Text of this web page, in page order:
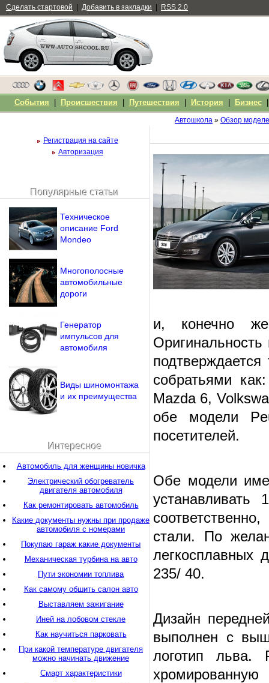
Автошкола » Обзор
и, конечно
собратьями
Mazda 6,
обе модели
посетителей.
Обе модели
стали. По
235/ 40.
Дизайн
выполнен с
логотип льва.
Регистрация на сайте
Авторизация
Напомнить пароль?
Популярные статьи
Техническое
описание Ford
Mondeo
Многополосные
автомобильные
дороги
Генератор
импульсов для
автомобиля
Виды шиномонтажа
и их преимущества
Интересное
Автомобиль для женщины новичка
Электрический обогреватель
двигателя автомобиля
Как ремонтировать автомобиль
Какие документы нужны при продаже
автомобиля с номерами
Покупаю гараж какие документы
Механическая турбина на авто
Пути экономии топлива
Как самому обшить салон авто
Выставляем зажигание
Иней на лобовом стекле
Как научиться парковать
При какой температуре двигателя
можно начинать движение
Смарт характеристики
Сделать стартовой Добавить в закладки RSS 2.0
События Происшествия Путешествия История Бизнес